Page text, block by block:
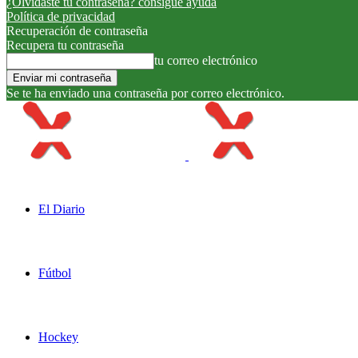
Política de privacidad
Recuperación de contraseña
Recupera tu contraseña
tu correo electrónico
Se te ha enviado una contraseña por correo electrónico.
El Diario
Fútbol
Hockey